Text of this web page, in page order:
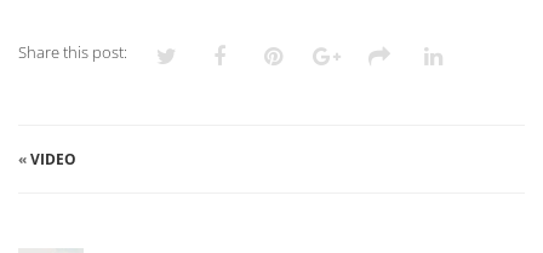
Share this post:
«VIDEO